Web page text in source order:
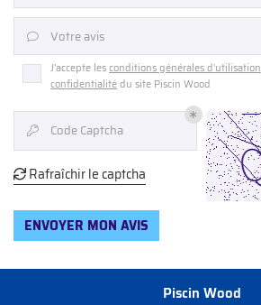
– Bien-être
Piscine
en images
Avis
 Votre avis
J'accepte lesconditions générales d'utilisation
confidentialitédu site Piscin Wood
 Code Captcha
 Rafraîchir le captcha
ENVOYER MON AVIS
Piscin Wood